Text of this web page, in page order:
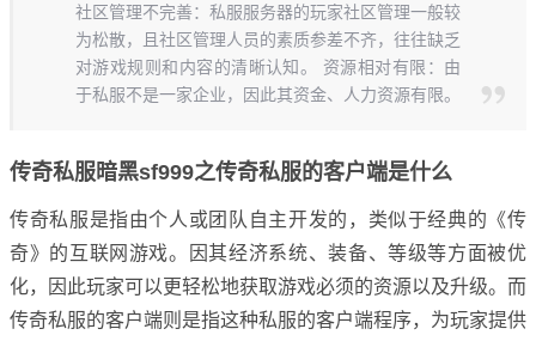
社区管理不完善：私服服务器的玩家社区管理一般较
为松散，且社区管理人员的素质参差不齐，往往缺乏
对游戏规则和内容的清晰认知。 资源相对有限：由
于私服不是一家企业，因此其资金、人力资源有限。
传奇私服暗黑sf999之传奇私服的客户端是什么
传奇私服是指由个人或团队自主开发的，类似于经典的《传
奇》的互联网游戏。因其经济系统、装备、等级等方面被优
化，因此玩家可以更轻松地获取游戏必须的资源以及升级。而
传奇私服的客户端则是指这种私服的客户端程序，为玩家提供